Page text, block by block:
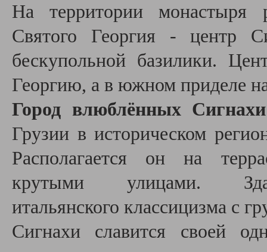
На территории монастыря
Святого Георгия - центр
бескупольной базилики.
Георгию, а в южном приделе
Город влюблённых Сигнахи
Грузии в историческом
Располагается он на
крутыми улицами.
итальянского классицизма с
Сигнахи славится своей